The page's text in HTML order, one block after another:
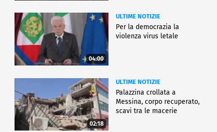
04:00
ULTIME NOTIZIE
Per la democrazia la
violenza virus letale
02:18
ULTIME NOTIZIE
Palazzina crollata a
Messina, corpo recuperato,
scavi tra le macerie